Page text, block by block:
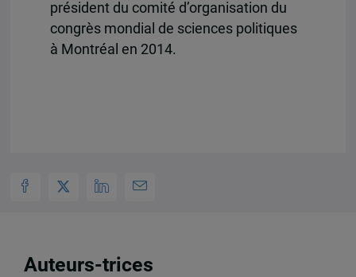
président du comité d’organisation du
congrès mondial de sciences politiques
à Montréal en 2014.
Auteurs-trices